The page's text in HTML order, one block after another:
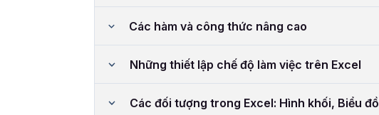
Các hàm và công thức nâng cao
Những thiết lập chế độ làm việc trên Excel
Các đối tượng trong Excel: Hình khối, Biểu đồ